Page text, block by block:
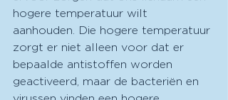
hogere temperatuur wilt
aanhouden. Die hogere temperatuur
zorgt er niet alleen voor dat er
bepaalde antistoffen worden
geactiveerd, maar de bacteriën en